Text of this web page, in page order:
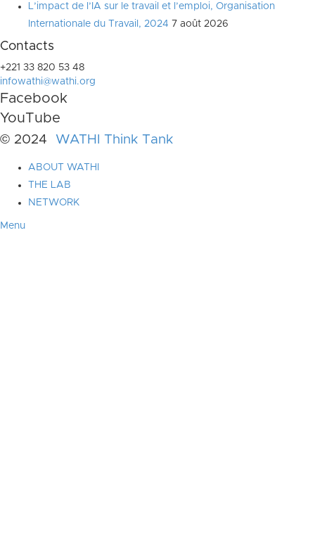
L’impact de l’IA sur le travail et l’emploi, Organisation
Internationale du Travail, 2024 7 août 2026
Contacts
+221 33 820 53 48
infowathi@wathi.org
Facebook
YouTube
© 2024 WATHI Think Tank
ABOUT WATHI
THE LAB
NETWORK
Menu